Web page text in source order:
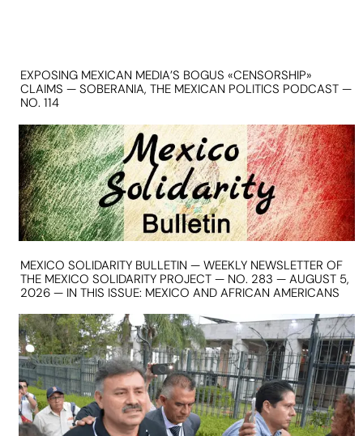
EXPOSING MEXICAN MEDIA’S BOGUS «CENSORSHIP»
CLAIMS — SOBERANIA, THE MEXICAN POLITICS PODCAST —
NO. 114
MEXICO SOLIDARITY BULLETIN — WEEKLY NEWSLETTER OF
THE MEXICO SOLIDARITY PROJECT — NO. 283 — AUGUST 5,
2026 — IN THIS ISSUE: MEXICO AND AFRICAN AMERICANS